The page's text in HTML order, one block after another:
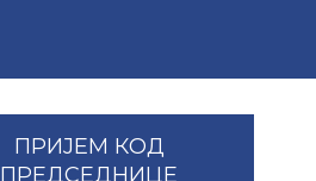
ПРИЈЕМ КОД
ПРЕДСЕДНИЦЕ